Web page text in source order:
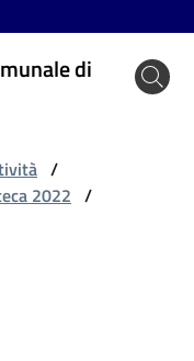
di
/
2022 /